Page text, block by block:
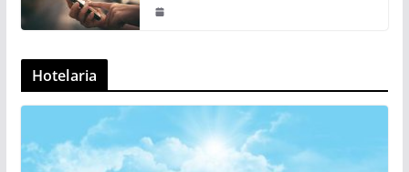
Hotelaria